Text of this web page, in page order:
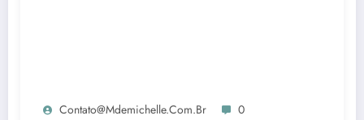
Contato@mdemichelle.com.br 0